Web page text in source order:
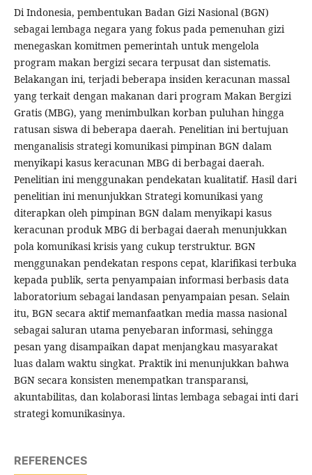
Di Indonesia, pembentukan Badan Gizi Nasional (BGN)
sebagai lembaga negara yang fokus pada pemenuhan gizi
menegaskan komitmen pemerintah untuk mengelola
program makan bergizi secara terpusat dan sistematis.
Belakangan ini, terjadi beberapa insiden keracunan massal
yang terkait dengan makanan dari program Makan Bergizi
Gratis (MBG), yang menimbulkan korban puluhan hingga
ratusan siswa di beberapa daerah. Penelitian ini bertujuan
menganalisis strategi komunikasi pimpinan BGN dalam
menyikapi kasus keracunan MBG di berbagai daerah.
Penelitian ini menggunakan pendekatan kualitatif. Hasil dari
penelitian ini menunjukkan Strategi komunikasi yang
diterapkan oleh pimpinan BGN dalam menyikapi kasus
keracunan produk MBG di berbagai daerah menunjukkan
pola komunikasi krisis yang cukup terstruktur. BGN
menggunakan pendekatan respons cepat, klarifikasi terbuka
kepada publik, serta penyampaian informasi berbasis data
laboratorium sebagai landasan penyampaian pesan. Selain
itu, BGN secara aktif memanfaatkan media massa nasional
sebagai saluran utama penyebaran informasi, sehingga
pesan yang disampaikan dapat menjangkau masyarakat
luas dalam waktu singkat. Praktik ini menunjukkan bahwa
BGN secara konsisten menempatkan transparansi,
akuntabilitas, dan kolaborasi lintas lembaga sebagai inti dari
strategi komunikasinya.
REFERENCES